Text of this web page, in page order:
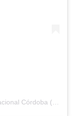
Una publicación compartida por Radio Nacional Córdoba (@nacionalcordoba)